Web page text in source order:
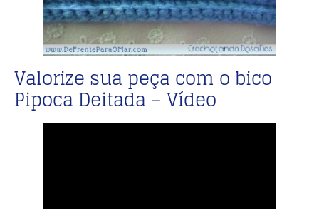
Valorize sua peça com o bico
Pipoca Deitada – Vídeo